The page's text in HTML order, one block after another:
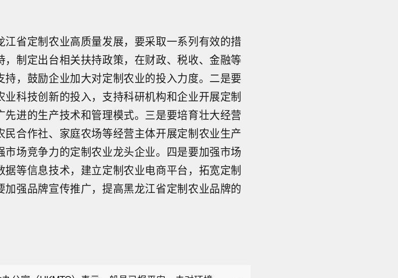
江省定制农业高质量发展，要采取一系列有效的措
，制定出台相关扶持政策，在财政、税收、金融等
持，鼓励企业加大对定制农业的投入力度。二是要
业科技创新的投入，支持科研机构和企业开展定制
先进的生产技术和管理模式。三是要培育壮大经营
民合作社、家庭农场等经营主体开展定制农业生产
市场竞争力的定制农业龙头企业。四是要加强市场
据等信息技术，建立定制农业电商平台，拓宽定制
加强品牌宣传推广，提高黑龙江省定制农业品牌的